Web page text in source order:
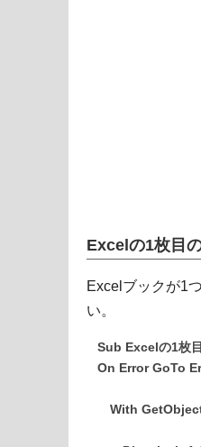
Excelの1枚目
Excelブックが1
い。
Sub Excelの1枚
On Error GoTo
With